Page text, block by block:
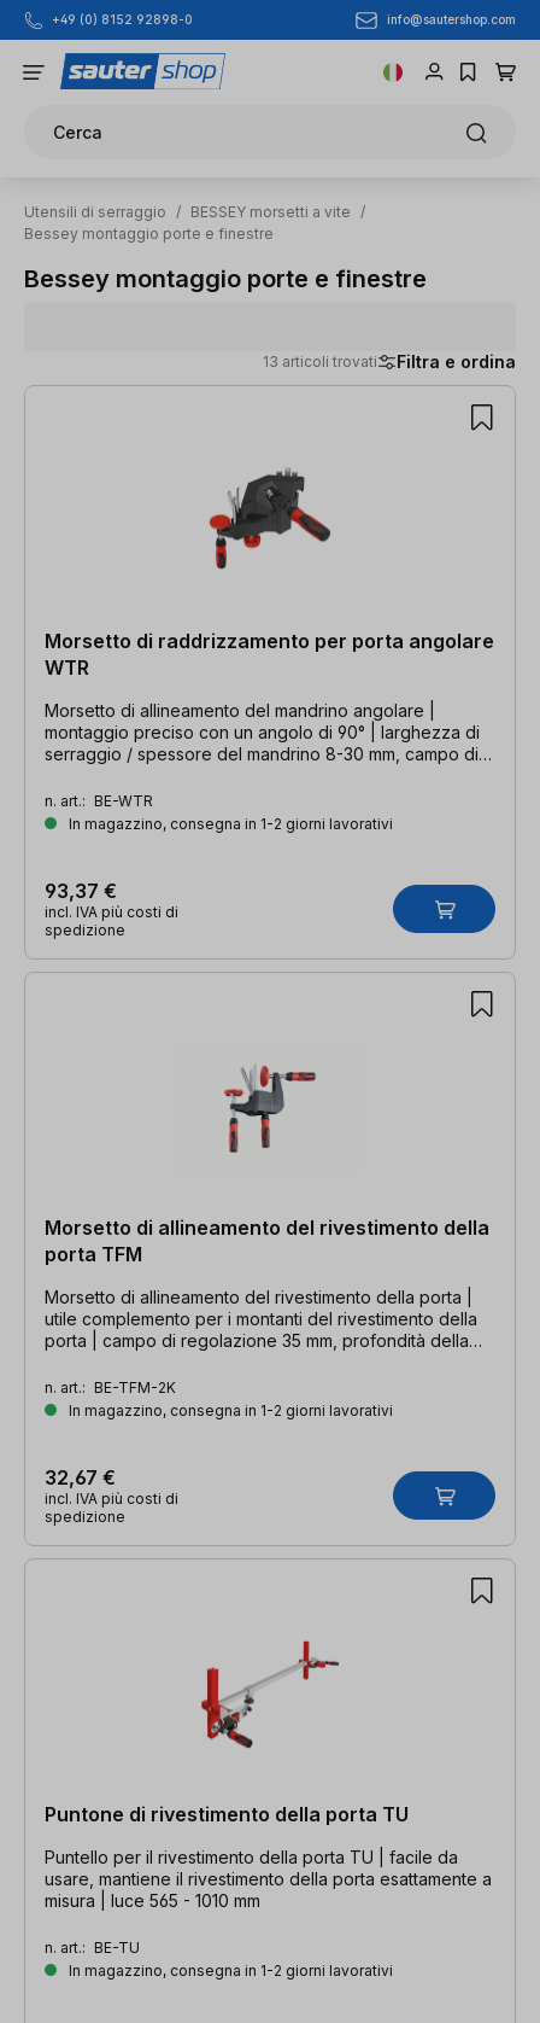
Passa al contenuto principale
+49 (0) 8152 92898-0 info@sautershop.com
Cerca
Utensili di serraggio / BESSEY morsetti a vite
/
Bessey montaggio porte e finestre
Bessey montaggio porte e finestre
13 articoli trovati Filtra e ordina
13 articoli trovati
Morsetto di raddrizzamento per porta angolare
WTR
Morsetto di allineamento del mandrino angolare |
montaggio preciso con un angolo di 90° | larghezza di
serraggio / spessore del mandrino 8-30 mm, campo di
n. art.: BE-WTR
In magazzino, consegna in 1-2 giorni lavorativi
93,37 €
incl. IVA più costi di
spedizione
Morsetto di allineamento del rivestimento della
porta TFM
Morsetto di allineamento del rivestimento della porta |
utile complemento per i montanti del rivestimento della
porta | campo di regolazione 35 mm, profondità della
n. art.: BE-TFM-2K
In magazzino, consegna in 1-2 giorni lavorativi
32,67 €
incl. IVA più costi di
spedizione
Puntone di rivestimento della porta TU
Puntello per il rivestimento della porta TU | facile da
usare, mantiene il rivestimento della porta esattamente a
misura | luce 565 - 1010 mm
n. art.: BE-TU
In magazzino, consegna in 1-2 giorni lavorativi